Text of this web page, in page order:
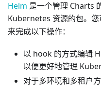
Helm 是一个管理 Charts
Kubernetes 资源的包。您
来完成以下操作：
以 hook 的方式编辑
以便更好地管理
对于多环境和多租户